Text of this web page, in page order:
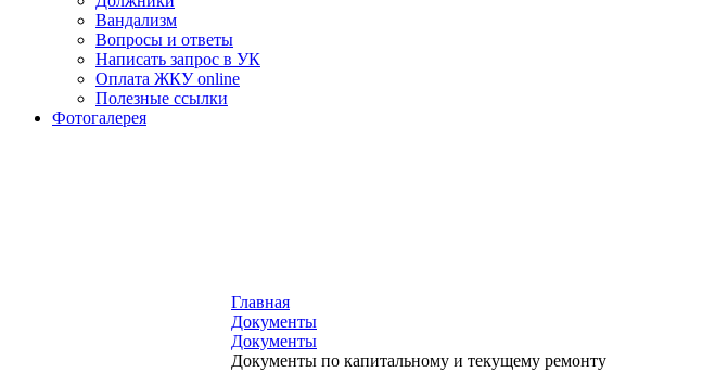
Вандализм
Вопросы и ответы
Написать запрос в УК
Оплата ЖКУ online
Полезные ссылки
Фотогалерея
Главная
Документы
Документы
Документы по капитальному и текущему ремонту